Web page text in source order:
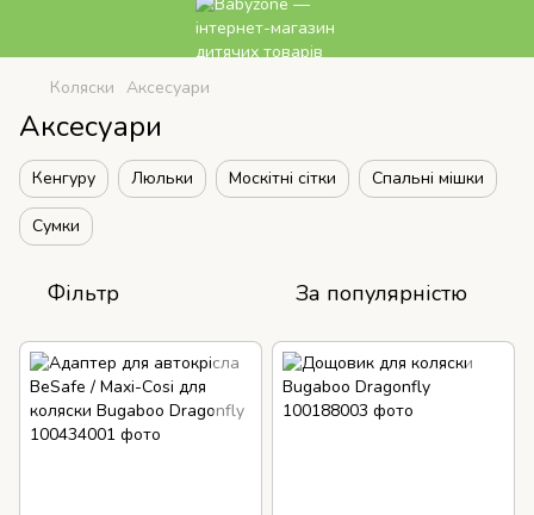
Коляски Аксесуари
Аксесуари
Кенгуру Люльки Москітні сітки Спальні мішки
Сумки
Фільтр За популярністю